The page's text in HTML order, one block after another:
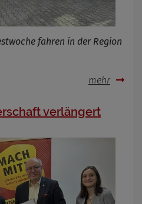
fahren in der Region
mehr
verlängert